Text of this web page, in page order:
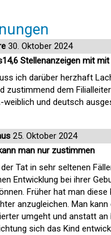
30. Oktober 2024
Stellenanzeigen mit
ich darüber herzhaft
zustimmend dem
weiblich und deutsch
25. Oktober 2024
man nur zustimmen
Tat in sehr seltenen
Entwicklung bei ihrer
Früher hat man
anzugleichen. Man
umgeht und anstatt an
sich das Kind